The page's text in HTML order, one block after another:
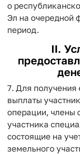
о
Эл на очередной
период.
II.
7. Для
выплаты
операции, члены
участника
состоящие на
земельного